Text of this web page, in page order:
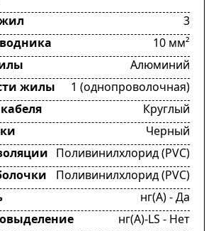
3
10 мм²
Алюминий
жилы
1 (однопроволочная)
Круглый
Черный
Поливинилхлорид (PVC)
Поливинилхлорид (PVC)
нг(А) - Да
нг(А)-LS - Нет